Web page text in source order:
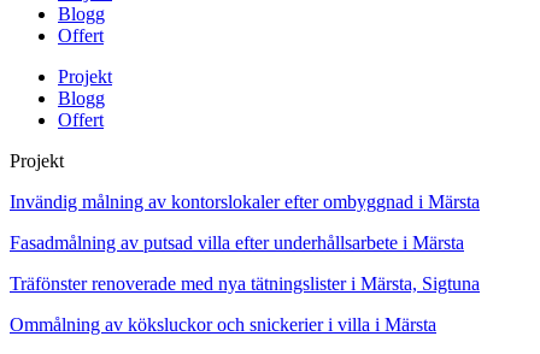
Blogg
Offert
Projekt
Blogg
Offert
Projekt
Invändig målning av kontorslokaler efter ombyggnad i Märsta
Fasadmålning av putsad villa efter underhållsarbete i Märsta
Träfönster renoverade med nya tätningslister i Märsta, Sigtuna
Ommålning av köksluckor och snickerier i villa i Märsta